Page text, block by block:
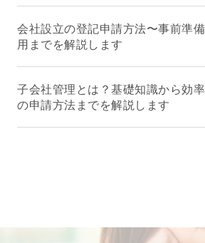
会社設立の登記申請方法〜事前準
用までを解説します
子会社管理とは？基礎知識から効
の申請方法までを解説します